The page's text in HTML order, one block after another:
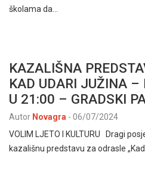
školama da…
KAZALIŠNA
KAD UDARI JUŽINA
U 21:00 – GRADSKI
Autor Novagra - 06/07/2024
VOLIM LJETO I KULTURU Dragi
kazališnu predstavu za odrasle